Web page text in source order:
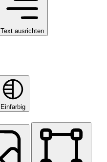
Text ausrichten
Einfarbig